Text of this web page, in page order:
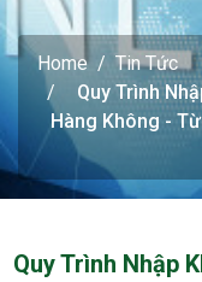
Home
Tin Tức
Quy Trình
Hàng Không -
Quy Trình Nhập